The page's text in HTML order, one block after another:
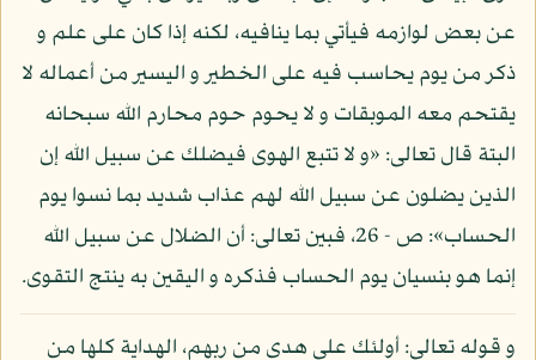
عن بعض لوازمه فيأتي بما ينافيه، لكنه إذا كان على علم و
ذكر من يوم يحاسب فيه على الخطير و اليسير من أعماله لا
يقتحم معه الموبقات و لا يحوم حوم محارم الله سبحانه
البتة قال تعالى: «و لا تتبع الهوى فيضلك عن سبيل الله إن
الذين يضلون عن سبيل الله لهم عذاب شديد بما نسوا يوم
الحساب»: ص - 26، فبين تعالى: أن الضلال عن سبيل الله
إنما هو بنسيان يوم الحساب فذكره و اليقين به ينتج التقوى.
و قوله تعالى: أولئك على هدى من ربهم، الهداية كلها من